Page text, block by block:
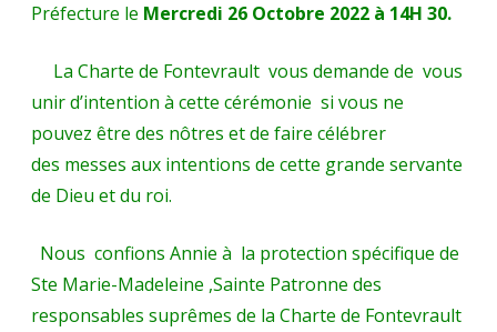
Préfecture le Mercredi 26 Octobre 2022 à 14H 30.
La Charte de Fontevrault vous demande de vous
unir d’intention à cette cérémonie si vous ne
pouvez être des nôtres et de faire célébrer
des messes aux intentions de cette grande servante
de Dieu et du roi.
Nous confions Annie à la protection spécifique de
Ste Marie-Madeleine ,Sainte Patronne des
responsables suprêmes de la Charte de Fontevrault